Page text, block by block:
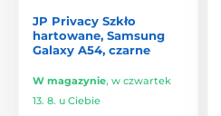
JP Privacy Szkło
hartowane, Samsung
Galaxy A54, czarne
W magazynie, w czwartek
13. 8. u Ciebie